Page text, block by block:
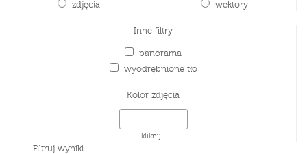
zdjęcia
wektory
Inne filtry
panorama
wyodrębnione tło
Kolor zdjęcia
kliknij...
Filtruj wyniki